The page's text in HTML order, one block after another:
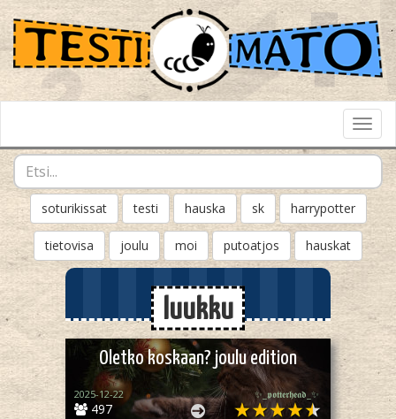
soturikissat testi hauska sk harrypotter
tietovisa joulu moi putoatjos hauskat
luukku
Oletko koskaan? joulu edition
497
2025-12-22 ✨_𝖕𝖔𝖙𝖙𝖊𝖗𝖍𝖊𝖆𝖉_✨